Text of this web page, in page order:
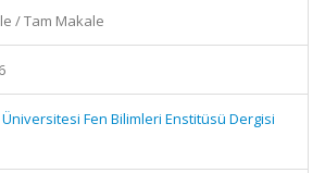
/ Tam Makale
Fen Bilimleri Enstitüsü Dergisi